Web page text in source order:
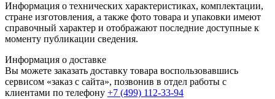
Информация о технических характеристиках, комплектации,
стране изготовления, а также фото товара и упаковки имеют
справочный характер и отображают последние доступные к
моменту публикации сведения.
Информация о доставке
Вы можете заказать доставку товара воспользовавшись
сервисом «заказ с сайта», позвонив в отдел работы с
клиентами по телефону +7 (499) 112-33-94